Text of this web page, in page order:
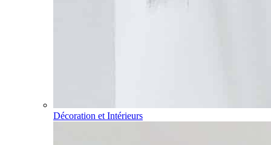
Décoration et Intérieurs